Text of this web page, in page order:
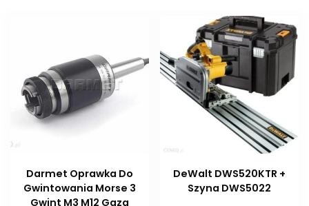
Darmet Oprawka Do
Gwintowania Morse 3
Gwint M3 M12 Ggza
DeWalt DWS520KTR +
Szyna DWS5022